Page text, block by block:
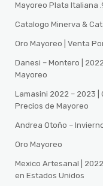
Mayoreo Plata Italiana
Catalogo Minerva &
Oro Mayoreo | Venta
Danesi – Montero |
Mayoreo
Lamasini 2022 – 2023 |
Precios de Mayoreo
Andrea Otoño –
Oro Mayoreo
Mexico Artesanal |
en Estados Unidos